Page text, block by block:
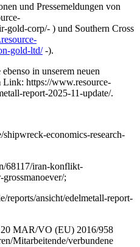
und Pressemeldungen von
gold-corp/- ) und Southern Cross
gold-ltd/-).
in unserem neuen
Link: https://www.resource-
report-2025-11-update/.
economics-research-
68117/iran-konflikt-
;
reports/ansicht/edelmetall-report-
MAR/VO (EU) 2016/958
Mitarbeitende/verbundene